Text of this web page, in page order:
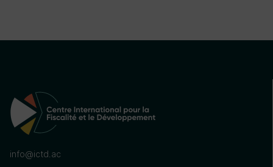
info@ictd.ac